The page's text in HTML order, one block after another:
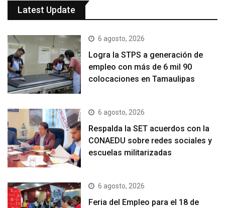
Latest Update
6 agosto, 2026
Logra la STPS a generación de
empleo con más de 6 mil 90
colocaciones en Tamaulipas
6 agosto, 2026
Respalda la SET acuerdos con la
CONAEDU sobre redes sociales y
escuelas militarizadas
6 agosto, 2026
Feria del Empleo para el 18 de